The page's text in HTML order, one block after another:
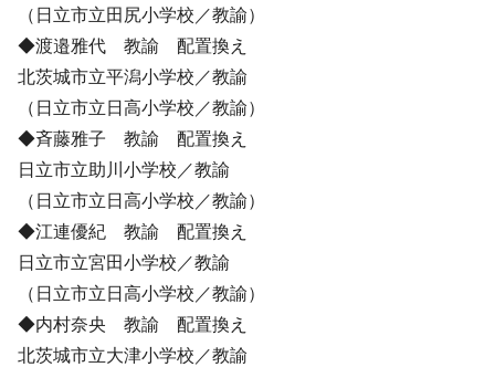
（日立市立田尻小学校／教諭）
◆渡邉雅代 教諭 配置換え
北茨城市立平潟小学校／教諭
（日立市立日高小学校／教諭）
◆斉藤雅子 教諭 配置換え
日立市立助川小学校／教諭
（日立市立日高小学校／教諭）
◆江連優紀 教諭 配置換え
日立市立宮田小学校／教諭
（日立市立日高小学校／教諭）
◆内村奈央 教諭 配置換え
北茨城市立大津小学校／教諭